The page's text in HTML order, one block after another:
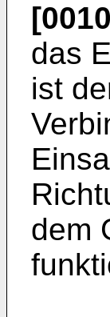
das
ist
dem